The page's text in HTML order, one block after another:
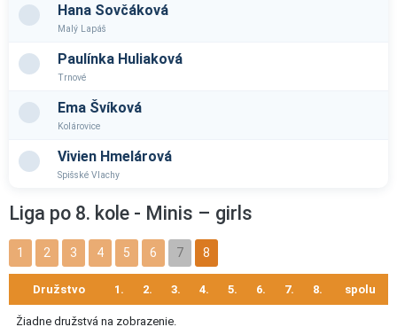
Hana Sovčáková
Malý Lapáš
Paulínka Huliaková
Trnové
Ema Švíková
Kolárovice
Vivien Hmelárová
Spišské Vlachy
Liga po 8. kole - Minis – girls
1 2 3 4 5 6 7 8
Družstvo 1. 2. 3. 4. 5. 6. 7. 8. spolu
Žiadne družstvá na zobrazenie.